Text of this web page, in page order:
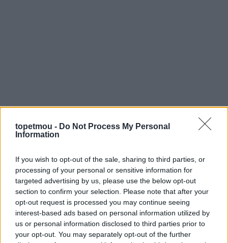
topetmou - Do Not Process My Personal
Information
If you wish to opt-out of the sale, sharing to third parties, or
processing of your personal or sensitive information for
targeted advertising by us, please use the below opt-out
section to confirm your selection. Please note that after your
opt-out request is processed you may continue seeing
interest-based ads based on personal information utilized by
us or personal information disclosed to third parties prior to
your opt-out. You may separately opt-out of the further
18.30 μ.μ. – 23.00 μ.μ. Γυρτώνη
Πρόγραμμα: 18.30 – 19.30 Παρουσιάσεις από
ερευνητές και επιστήμονες με θέμα τον ποταμό
Πηνειό, τη Γυρτώνη και το Λευκό Πελαργό, στο
Δημοτικό Σχολείο